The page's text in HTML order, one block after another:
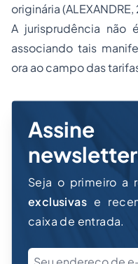
originária
A jurisprudência não
associando tais
ora ao campo das
Seja o primeiro a
exclusivas e
caixa de entrada.